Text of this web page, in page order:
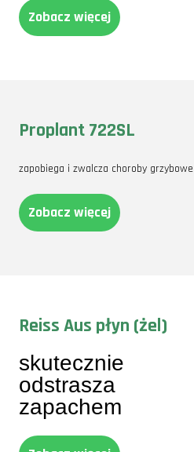
Zobacz więcej
Proplant 722SL
zapobiega i zwalcza choroby grzybowe
Zobacz więcej
Reiss Aus płyn (żel)
skutecznie
odstrasza
zapachem